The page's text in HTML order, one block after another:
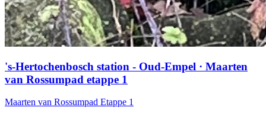
's-Hertochenbosch station - Oud-Empel · Maarten
van Rossumpad etappe 1
Maarten van Rossumpad Etappe 1